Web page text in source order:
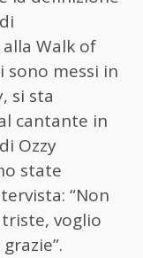
Walk of
sono messi in
si sta
cantante in
Ozzy
state
“Non
voglio